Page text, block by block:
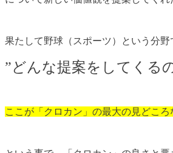
果たして野球（スポーツ）という分野
”どんな提案をしてくる
ここが「クロカン」の最大の見どころ